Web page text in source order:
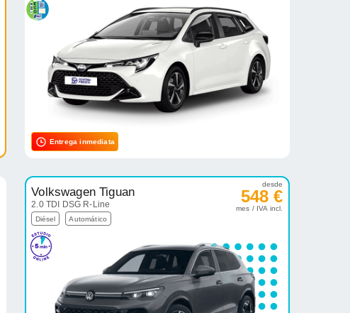
Entrega inmediata
Volkswagen Tiguan
2.0 TDI DSG R-Line
Diésel Automático
desde
548 €
mes / IVA incl.